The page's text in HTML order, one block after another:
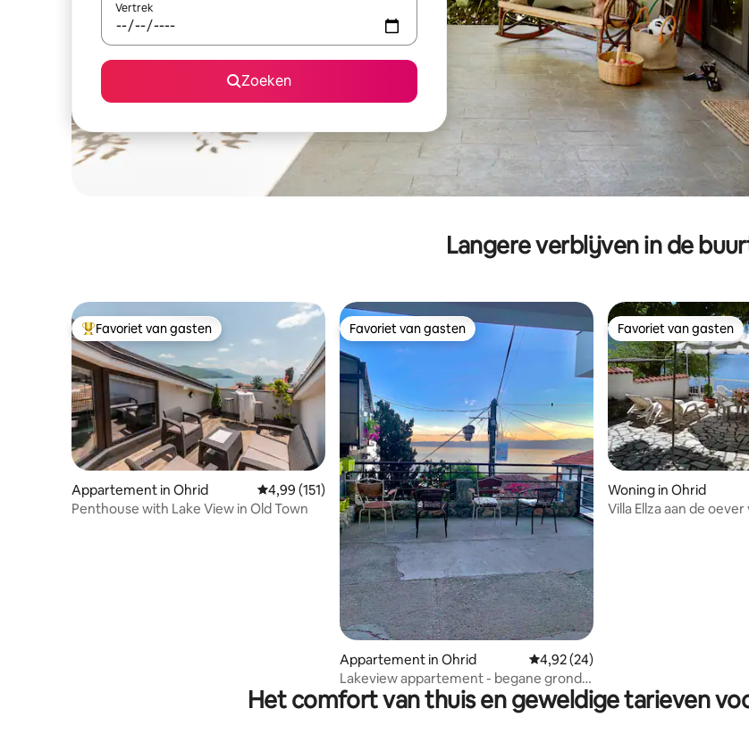
Vertrek
Zoeken
Langere verblijven in de
Topfavoriet van gasten
Favoriet van gasten
Appartement in Ohrid Gemiddelde beoordeling van 4,99 op 5, 151 recensies
4,99 (151)
Penthouse with Lake View in Old Town
Favoriet van gasten
Favoriet van gasten
Appartement in Ohrid Gemiddelde beoordeling van 4,92
4,92 (24)
Lakeview appartement - begane grond -
Villa Kaneo
Favoriet van gasten
Favoriet van gasten
Woning in Ohrid
Villa Ellza aan de
Het comfort van thuis en geweldige tarieven